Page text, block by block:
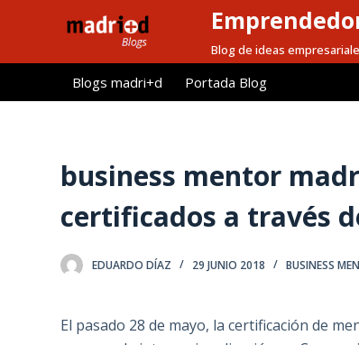
l
Blog de ideas
Blogs madri+d Portada Blog
business mentor
certificados a través
EDUARDO DÍAZ 29 JUNIO 2018 BUSINESS
El pasado 28 de mayo, la certificación de